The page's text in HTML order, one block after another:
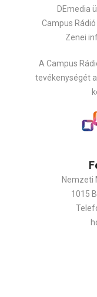
DEmedia
Campus
Zenei
A Campus
tevékenységét
Nemzeti
1015